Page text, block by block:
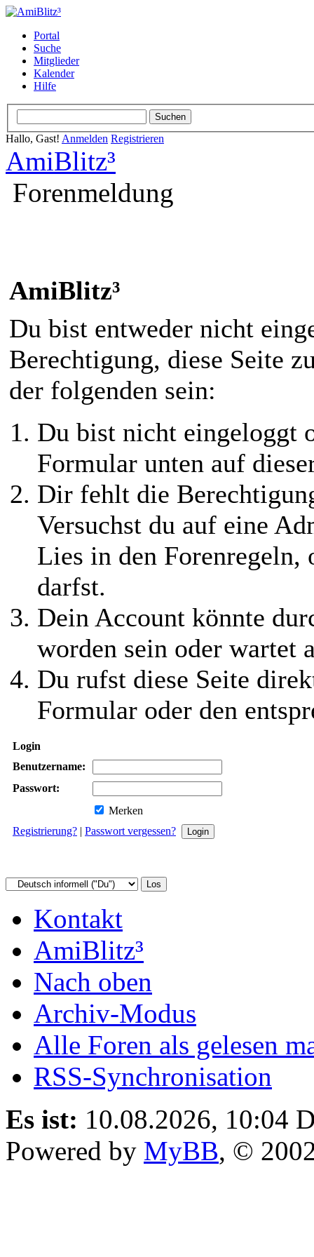
Portal
Suche
Mitglieder
Kalender
Hilfe
Hallo, Gast! Anmelden Registrieren
AmiBlitz³
Forenmeldung
AmiBlitz³
Du bist entweder nicht
Berechtigung, diese Seite
der folgenden sein:
Du bist nicht eingeloggt
Formular unten auf
Dir fehlt die
Versuchst du auf eine
Lies in den Forenregeln,
darfst.
Dein Account könnte
worden sein oder wartet
Du rufst diese Seite
Formular oder den
Login
Benutzername:
Passwort:
Merken
Registrierung? | Passwort vergessen?
Kontakt
AmiBlitz³
Nach oben
Archiv-Modus
Alle Foren als gelesen
RSS-Synchronisation
Es ist: 10.08.2026, 10:04
Powered by MyBB, ©